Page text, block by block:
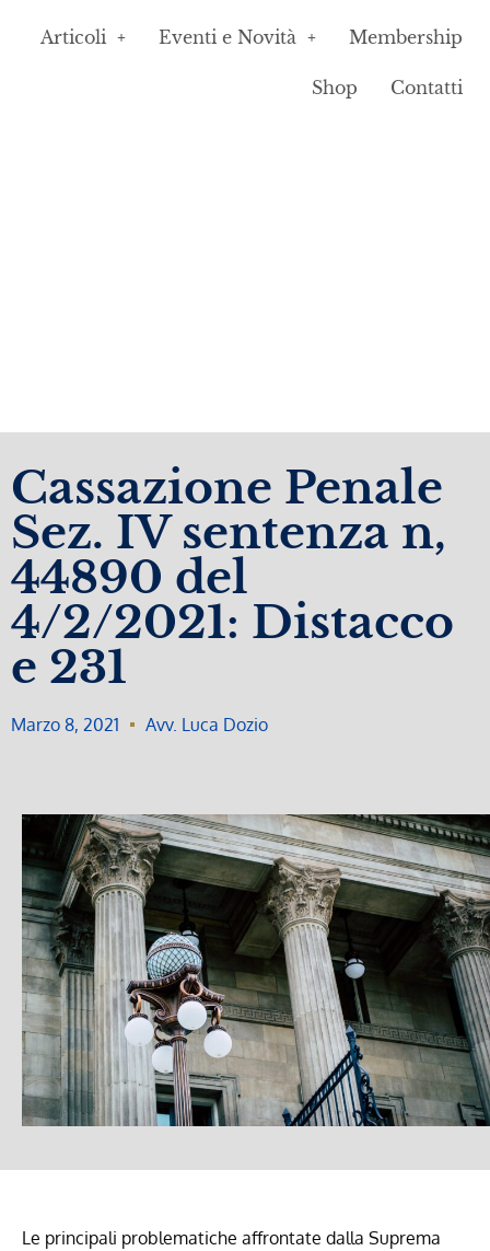
Articoli Eventi e Novità Membership
Shop Contatti
Cassazione Penale
Sez. IV sentenza n,
44890 del
4/2/2021: Distacco
e 231
Marzo 8, 2021 Avv. Luca Dozio
Le principali problematiche affrontate dalla Suprema